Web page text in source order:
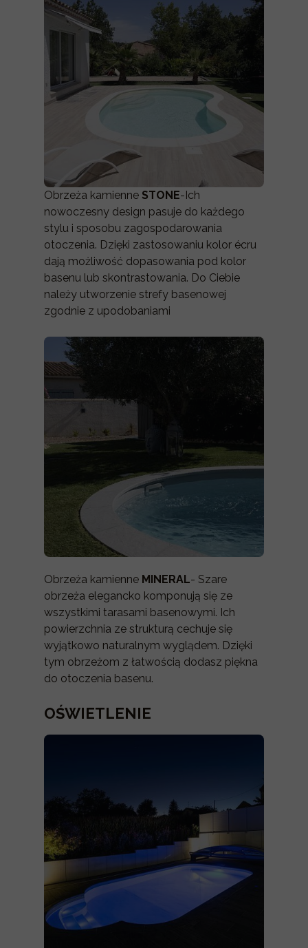
OŚWIETLENIE
Obrzeża kamienne MINERAL- Szare
obrzeża elegancko komponują się ze
wszystkimi tarasami basenowymi. Ich
powierzchnia ze strukturą cechuje się
wyjątkowo naturalnym wyglądem. Dzięki
tym obrzeżom z łatwością dodasz piękna
do otoczenia basenu.
Obrzeża kamienne STONE-Ich
nowoczesny design pasuje do każdego
stylu i sposobu zagospodarowania
otoczenia. Dzięki zastosowaniu kolor écru
dają możliwość dopasowania pod kolor
basenu lub skontrastowania. Do Ciebie
należy utworzenie strefy basenowej
zgodnie z upodobaniami